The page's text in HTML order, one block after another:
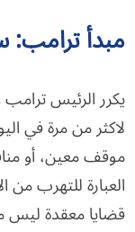
مبدأ
يكرر الرئيس
لاكثر من مرة في
موقف معين، أو
العبارة للتهرب من
قضايا معقدة ليس